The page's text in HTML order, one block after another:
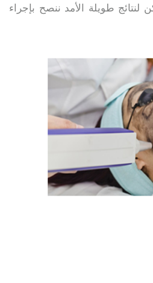
لنتائج طويلة الأمد ننصح بإجراء